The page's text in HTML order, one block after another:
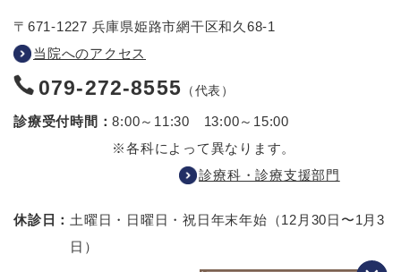
〒671-1227 兵庫県姫路市網干区和久68-1
当院へのアクセス
079-272-8555 （代表）
診療受付時間：8:00～11:30 13:00～15:00
※各科によって異なります。
診療科・診療支援部門
休診日： 土曜日・日曜日・祝日年末年始（12月30日〜1月3
日）